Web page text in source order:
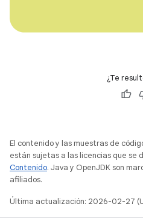
¿Te
El contenido y las muestras de
están sujetas a las licencias que se
Contenido. Java y OpenJDK son
afiliados.
Última actualización: 2026-02-27